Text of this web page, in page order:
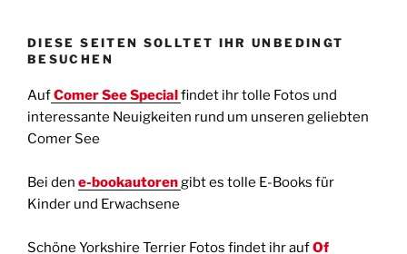
DIESE SEITEN SOLLTET IHR UNBEDINGT
BESUCHEN
AufComer See Special findet ihr tolle Fotos und
interessante Neuigkeiten rund um unseren geliebten
Comer See
Bei den e-bookautorengibt es tolle E-Books für
Kinder und Erwachsene
Schöne Yorkshire Terrier Fotos findet ihr aufOf